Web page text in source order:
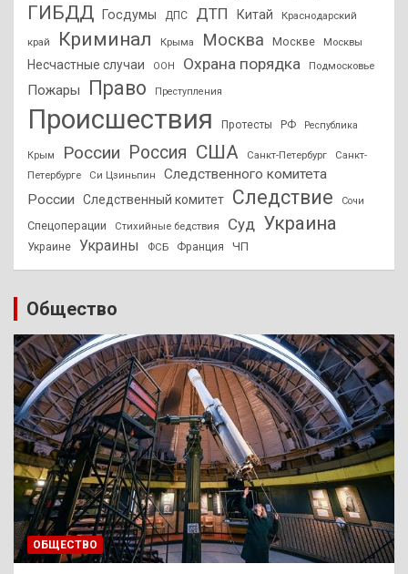
ГИБДД Госдумы ДПС ДТП Китай Краснодарский
край Криминал Крыма Москва Москве Москвы
Несчастные случаи ООН Охрана порядка Подмосковье
Пожары Право Преступления
Происшествия Протесты РФ Республика
Крым России Россия США Санкт-Петербург
Санкт-
Петербурге
Си Цзиньпин
Следственного комитета
России
Следственный комитет Следствие Сочи
Спецоперации Стихийные бедствия Суд Украина
Украине Украины ФСБ Франция ЧП
Общество
ОБЩЕСТВО